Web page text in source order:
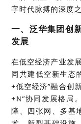
字时代脉搏的深度之
一、泛华集团创
发展
在低空经济产业发
同共建低空新生态
+低空经济”融合创
+N”协同发展格局
障、四张网、多基